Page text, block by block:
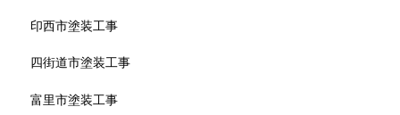
印西市塗装工事
四街道市塗装工事
富里市塗装工事